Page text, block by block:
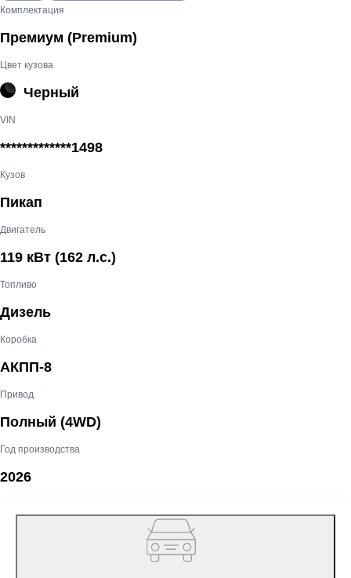
Комплектация
Премиум (Premium)
Цвет кузова
Черный
VIN
*************1498
Кузов
Пикап
Двигатель
119 кВт (162 л.с.)
Топливо
Дизель
Коробка
АКПП-8
Привод
Полный (4WD)
Год производства
2026